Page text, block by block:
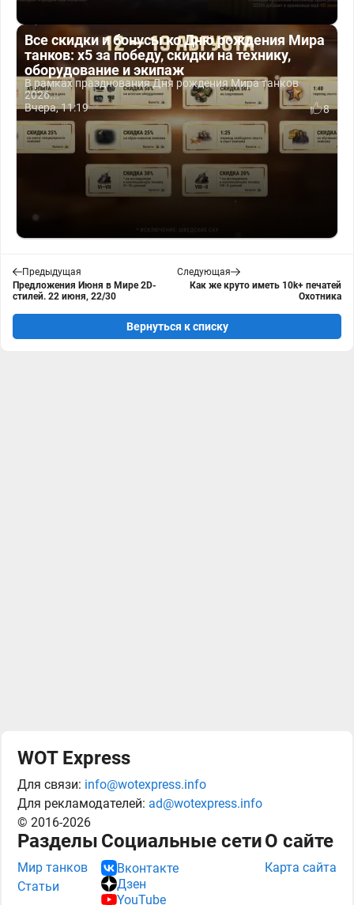
Все скидки и бонусы ко Дню рождения Мира
танков: x5 за победу, скидки на технику,
оборудование и экипаж
В рамках празднования Дня рождения Мира танков
2026...
Вчера, 11:19
8
Предыдущая
Предложения Июня в Мире 2D-
стилей. 22 июня, 22/30
Следующая
Как же круто иметь 10k+ печатей
Охотника
Вернуться к списку
WOT Express
Для связи: info@wotexpress.info
Для рекламодателей: ad@wotexpress.info
© 2016-2026
Разделы
Мир танков
Статьи
Социальные сети
Вконтакте
Дзен
YouTube
О сайте
Карта сайта